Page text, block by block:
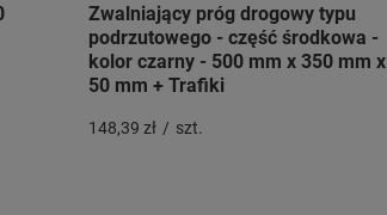
Zwalniający próg drogowy typu
podrzutowego - część środkowa -
kolor czarny - 500 mm x 350 mm x
50 mm + Trafiki
148,39 zł / szt.